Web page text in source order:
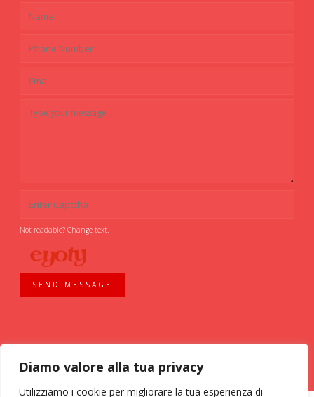
Diamo valore alla tua privacy
Utilizziamo i cookie per migliorare la tua esperienza di
Not readable? Change text.
SEND MESSAGE